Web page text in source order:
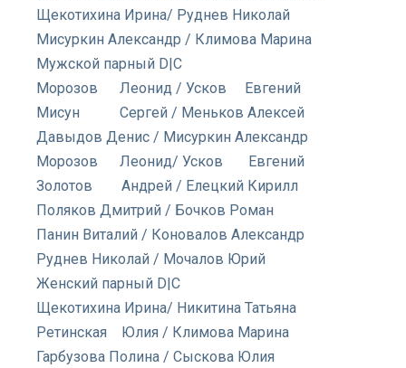
Щекотихина Ирина/ Руднев Николай
Мисуркин Александр / Климова Марина
Мужской парный D|C
Морозов Леонид / Усков Евгений
Мисун Сергей / Меньков Алексей
Давыдов Денис / Мисуркин Александр
Морозов Леонид/ Усков Евгений
Золотов Андрей / Елецкий Кирилл
Поляков Дмитрий / Бочков Роман
Панин Виталий / Коновалов Александр
Руднев Николай / Мочалов Юрий
Женский парный D|C
Щекотихина Ирина/ Никитина Татьяна
Ретинская Юлия / Климова Марина
Гарбузова Полина / Сыскова Юлия